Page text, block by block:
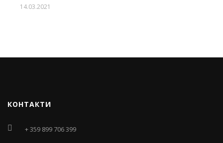
14.03.2021
КОНТАКТИ
+ 359 899 706 399